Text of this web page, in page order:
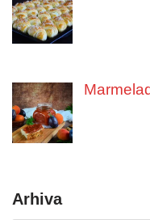
Arhiva